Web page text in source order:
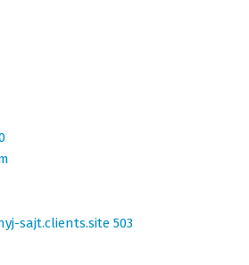
sajt.clients.site 503